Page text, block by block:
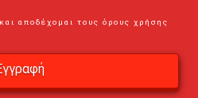
αποδέχομαι τους όρους χρήσης